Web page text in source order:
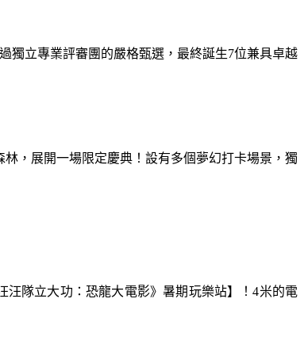
獨立專業評審團的嚴格甄選，最終誕生7位兼具卓越
汪隊立大功：恐龍大電影》暑期玩樂站】！4米的電
，展開一場限定慶典！設有多個夢幻打卡場景，獨